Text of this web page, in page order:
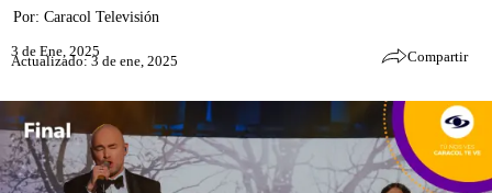
Por: Caracol Televisión
3 de Ene, 2025
Actualizado: 3 de ene, 2025 Compartir